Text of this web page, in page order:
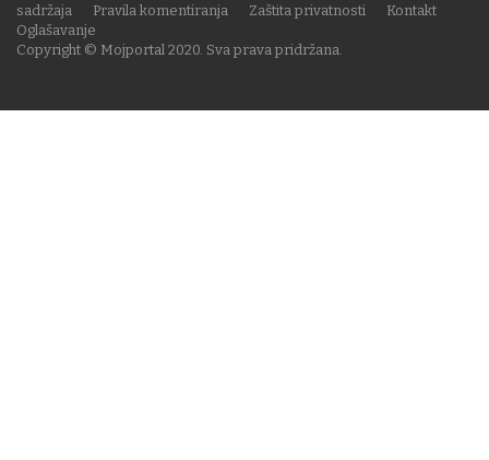
Copyright © Mojportal 2020. Sva prava pridržana.
sadržaja
Pravila komentiranja Zaštita privatnosti
Kontakt
Oglašavanje